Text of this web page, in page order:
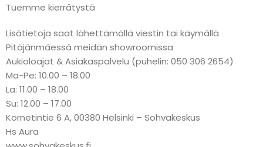
Tuemme kierrätystä
Lisätietoja saat lähettämällä viestin tai käymällä
Pitäjänmäessä meidän showroomissa
Aukioloajat & Asiakaspalvelu (puhelin: 050 306 2654)
Ma-Pe: 10.00 – 18.00
La: 11.00 – 18.00
Su: 12.00 – 17.00
Kornetintie 6 A, 00380 Helsinki – Sohvakeskus
Hs Aura